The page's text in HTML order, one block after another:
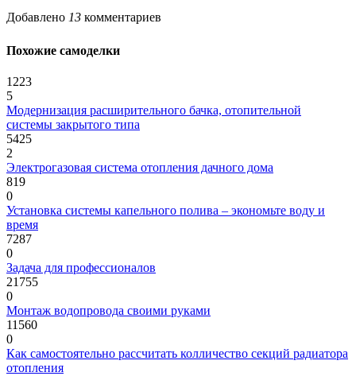
Добавлено 13 комментариев
Похожие самоделки
1223
5
Модернизация расширительного бачка, отопительной
системы закрытого типа
5425
2
Электрогазовая система отопления дачного дома
819
0
Установка системы капельного полива – экономьте воду и
время
7287
0
Задача для профессионалов
21755
0
Монтаж водопровода своими руками
11560
0
Как самостоятельно рассчитать колличество секций радиатора
отопления